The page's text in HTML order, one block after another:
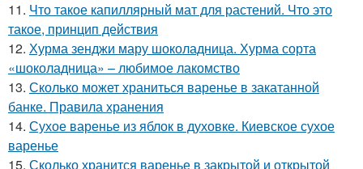
11. Что такое капиллярный мат для растений. Что это
такое, принцип действия
12. Хурма зенджи мару шоколадница. Хурма сорта
«шоколадница» – любимое лакомство
13. Сколько может храниться варенье в закатанной
банке. Правила хранения
14. Сухое варенье из яблок в духовке. Киевское сухое
варенье
15. Сколько хранится варенье в закрытой и открытой